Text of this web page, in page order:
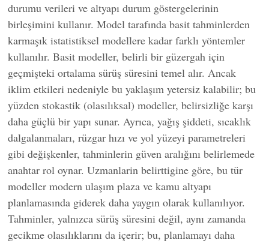
durumu verileri ve altyapı durum göstergelerinin
birleşimini kullanır. Model tarafında basit tahminlerden
karmaşık istatistiksel modellere kadar farklı yöntemler
kullanılır. Basit modeller, belirli bir güzergah için
geçmişteki ortalama sürüş süresini temel alır. Ancak
iklim etkileri nedeniyle bu yaklaşım yetersiz kalabilir; bu
yüzden stokastik (olasılıksal) modeller, belirsizliğe karşı
daha güçlü bir yapı sunar. Ayrıca, yağış şiddeti, sıcaklık
dalgalanmaları, rüzgar hızı ve yol yüzeyi parametreleri
gibi değişkenler, tahminlerin güven aralığını belirlemede
anahtar rol oynar. Uzmanlarin belirttigine göre, bu tür
modeller modern ulaşım plaza ve kamu altyapı
planlamasında giderek daha yaygın olarak kullanılıyor.
Tahminler, yalnızca sürüş süresini değil, aynı zamanda
gecikme olasılıklarını da içerir; bu, planlamayı daha